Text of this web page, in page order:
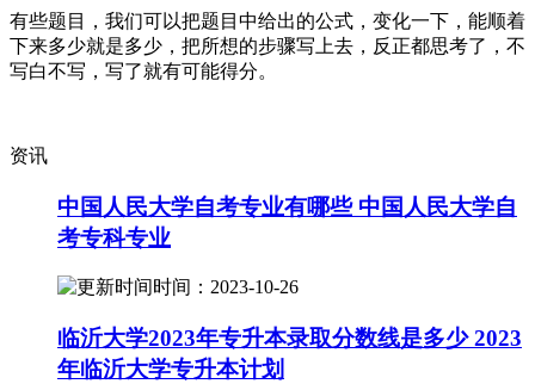
有些题目，我们可以把题目中给出的公式，变化一下，能顺着
下来多少就是多少，把所想的步骤写上去，反正都思考了，不
写白不写，写了就有可能得分。
资讯
中国人民大学自考专业有哪些 中国人民大学自
考专科专业
时间：2023-10-26
临沂大学2023年专升本录取分数线是多少 2023
年临沂大学专升本计划